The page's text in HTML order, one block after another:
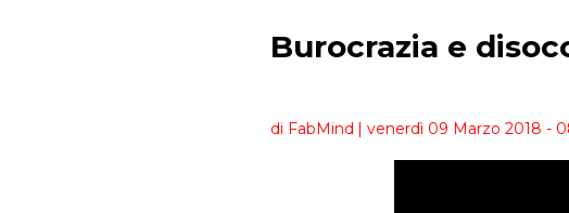
Burocrazia e
di FabMind | venerdì 09 Marzo 2018 -